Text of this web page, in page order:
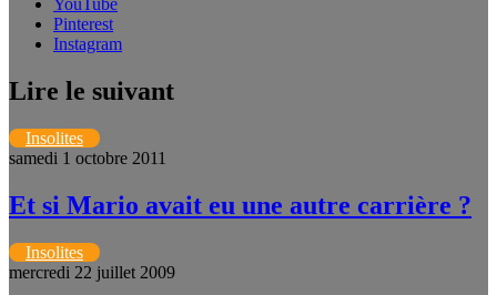
YouTube
Pinterest
Instagram
Lire le suivant
Insolites
samedi 1 octobre 2011
Et si Mario avait eu une autre carrière ?
Insolites
mercredi 22 juillet 2009